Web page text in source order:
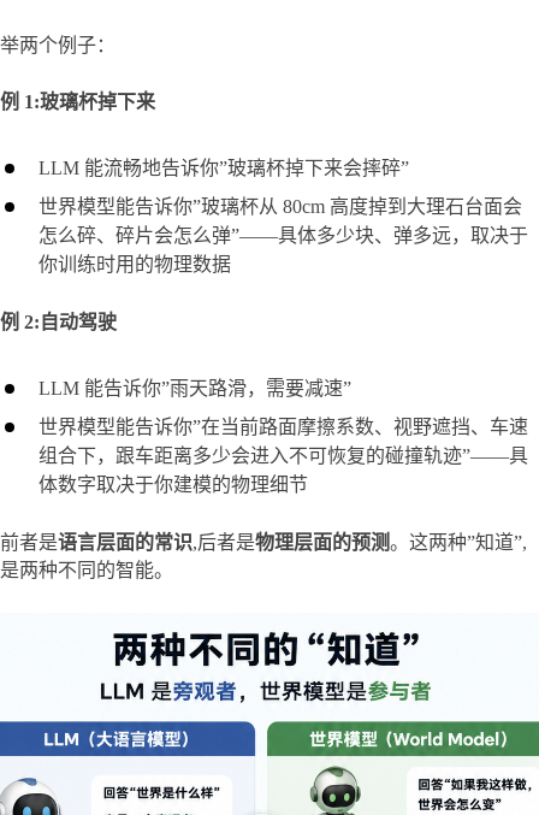
举两个例子：
例 1:玻璃杯掉下来
LLM 能流畅地告诉你”玻璃杯掉下来会摔碎”
世界模型能告诉你”玻璃杯从 80cm 高度掉到大理石台面会
怎么碎、碎片会怎么弹”——具体多少块、弹多远，取决于
你训练时用的物理数据
例 2:自动驾驶
LLM 能告诉你”雨天路滑，需要减速”
世界模型能告诉你”在当前路面摩擦系数、视野遮挡、车速
组合下，跟车距离多少会进入不可恢复的碰撞轨迹”——具
体数字取决于你建模的物理细节
前者是语言层面的常识,后者是物理层面的预测。这两种”知道”,
是两种不同的智能。